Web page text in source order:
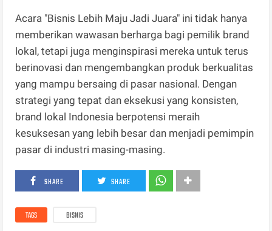
Acara "Bisnis Lebih Maju Jadi Juara" ini tidak hanya
memberikan wawasan berharga bagi pemilik brand
lokal, tetapi juga menginspirasi mereka untuk terus
berinovasi dan mengembangkan produk berkualitas
yang mampu bersaing di pasar nasional. Dengan
strategi yang tepat dan eksekusi yang konsisten,
brand lokal Indonesia berpotensi meraih
kesuksesan yang lebih besar dan menjadi pemimpin
pasar di industri masing-masing.
SHARE SHARE
TAGS BISNIS